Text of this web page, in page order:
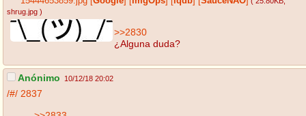
shrug.jpg )
>>2830
¿Alguna duda?
Anónimo 10/12/18 20:02
/#/ 2837